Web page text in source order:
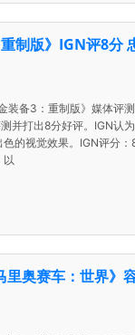
重制版》IGN评8分
装备3：重制版》媒体评
并打出8分好评。IGN认
的视觉效果。IGN评分
以
里奥赛车：世界》